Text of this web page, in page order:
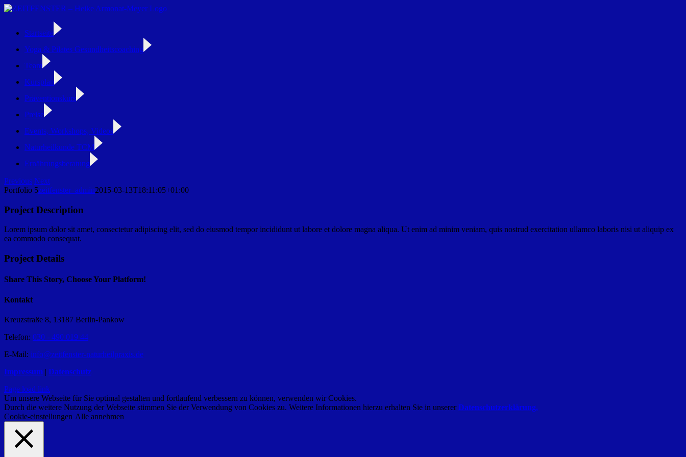
Zum
Startseite
Yoga & Pilates Gesundheitscoaching
Team
Kursplan
Präventionskurs
Preise
Events, Workshops, Videos
Naturheilkunde TCM
Ernährungsberatung
Facebook
Instagram
Previous Next
Portfolio 5zeitfenster_admin2015-03-13T18:11:05+01:00
Project Description
Lorem ipsum dolor sit amet, consectetur adipiscing elit, sed do eiusmod tempor incididunt ut labore et dolore magna aliqua. Ut enim ad minim veniam, quis nostrud exercitation ullamco laboris nisi ut aliquip ex
ea commodo consequat.
Project Details
Share This Story, Choose Your Platform!
Facebook
X
Reddit
LinkedIn
WhatsApp
Pinterest
Kontakt
Kreuzstraße 8, 13187 Berlin-Pankow
Telefon: 030 - 490 019 44
E-Mail: info@zeitfenster-naturheilpraxis.de
Impressum | Datenschutz
Page load link
Um unsere Webseite für Sie optimal gestalten und fortlaufend verbessern zu können, verwenden wir Cookies.
Durch die weitere Nutzung der Webseite stimmen Sie der Verwendung von Cookies zu. Weitere Informationen hierzu erhalten Sie in unsererDatenschutzerklärung.
Cookie-einstellungen Alle annehmen